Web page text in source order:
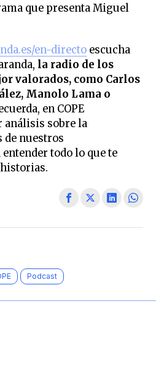
que presenta Miguel
en-directo escucha
la radio de los
valorados, como Carlos
Manolo Lama o
en COPE
análisis sobre la
de nuestros
todo lo que te
Podcast